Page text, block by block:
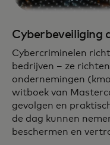
Cyberbeveiliging
Cybercriminelen
bedrijven – ze
ondernemingen
witboek van
gevolgen en
de dag kunnen
beschermen en